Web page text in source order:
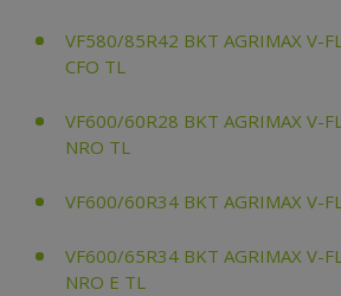
VF580/85R42 BKT AGRIMAX V-
CFO TL
VF600/60R28 BKT AGRIMAX V-
NRO TL
VF600/60R34 BKT AGRIMAX V-
VF600/65R34 BKT AGRIMAX V-
NRO E TL